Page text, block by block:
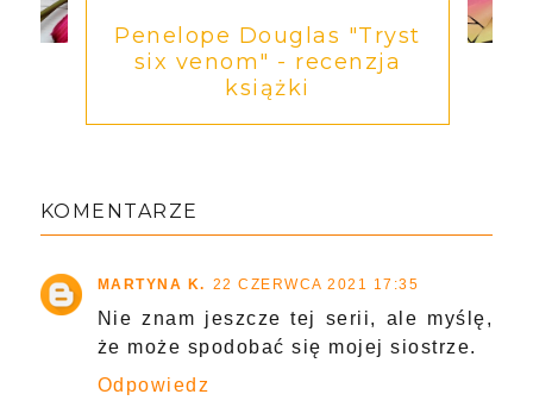
Penelope Douglas "Tryst
six venom" - recenzja
książki
KOMENTARZE
MARTYNA K. 22 CZERWCA 2021 17:35
Nie znam jeszcze tej serii, ale myślę,
że może spodobać się mojej siostrze.
Odpowiedz